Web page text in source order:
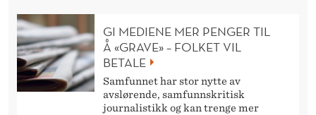
GI MEDIENE MER PENGER TIL
Å «GRAVE» – FOLKET VIL
BETALE
Samfunnet har stor nytte av
avslørende, samfunnskritisk
journalistikk og kan trenge mer